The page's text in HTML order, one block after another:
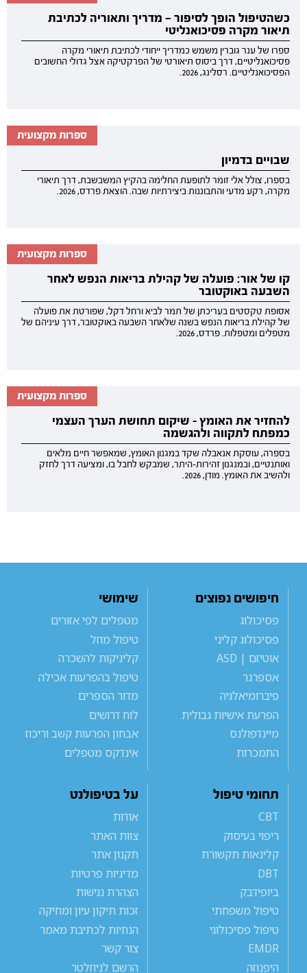
כשהטיפול הופך לסיפור — מדריך ותאוריה לכתיבת
תיאור מקרה פסיכואנליטי
ספרו של ענר גוברין משמש כמדריך ייחודי לכתיבת תיאורי מקרה
פסיכואנליטיים, דרך ביסוס תיאורטי של הפרקטיקה אצל גדולי החשובים
הפסיכואנליטיים. רסלינג, 2026.
ספרות מקצועית
שבויים בדמיון
בספרו, צולל אלי זומר לתופעת החלימה בהקיץ המשבשבת, דרך תיאורי
מקרה, רקע מדעי והתבוננות ביצירתיות שבה. הוצאת פרדס, 2026.
ספרות מקצועית
קו של אור: פועלה של קהילת בריאות הנפש לאחר
השבעה באוקטובר
אסופת טקסטים בעריכתן של תמר לביא ורחל דקל, שפורטת את פועלה
של קהילת בריאות הנפש בשנה שלאחר השבעה באוקטובר, דרך עיניהם של
מטפלים ומטפלות. פרדס, 2026.
ספרות מקצועית
להחזיר את האומץ - שיקום תחושת הערך העצמי
כמפתח לתקווה ולהגשמה
בספרה, עוסקת אנאבלה שקד במגנון האומץ, שמאפשר חיים מלאים
ואותנטיים, ובמנגנון זהירות-היתר, שמבקש לחבל בו, ומציעה דרך לחזק
ולהשיב את האומץ. מודן, 2026.
חיפושים נפוצים
פסיכולוג
פסיכולוג קליני
אוטיזם | ASD
אספרגר
פיברומיאלגיה
הפרעת אישיות גבולית
מיינדפולנס
התמכרות
שימושי
מטפלים לפי אזורים
טיפול מוזל
קליניקות להשכרה
טיפול בהפרעות אכילה
מדור הספרים
לוח דרושים
אבחון הפרעות קשב וריכוז
אינדקס מטפלים
תחומי טיפול
CBT
ריפוי בעיסוק
קלינאות תקשורת
DBT
ביופידבק
טיפול משפחתי
טיפול פסיכולוגי
EMDR
היפנוזה
על בטיפולנט
אודות
צוות האתר
תקנון אתר
מדיניות פרטיות
הצהרת נגישות
זכות תיקון עיון ומחיקה
הנחיות לכתיבת מאמר
צור קשר
הרשם לניוזלטר